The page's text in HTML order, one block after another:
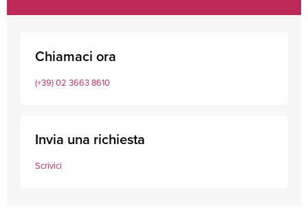
Chiamaci ora
(+39) 02 3663 8610
Invia una richiesta
Scrivici